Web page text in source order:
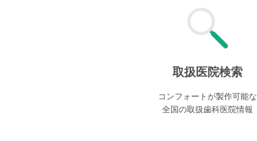
取扱医院検索
コンフォートが製作可能な
全国の取扱歯科医院情報